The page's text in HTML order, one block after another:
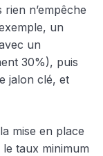
n’empêche
un
un
30%), puis
jalon clé, et
mise en place
taux minimum